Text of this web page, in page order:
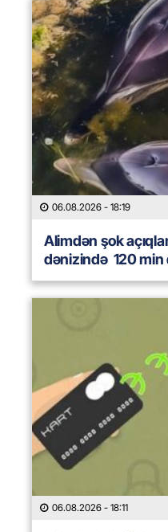
06.08.2026 - 18:19
Alimdən şok
dənizində 120 min
06.08.2026 - 18:11